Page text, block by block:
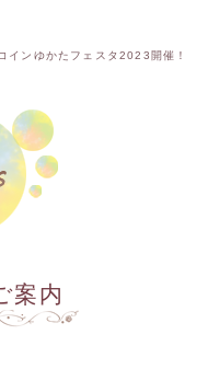
インゆかたフェスタ2023開催！
案内